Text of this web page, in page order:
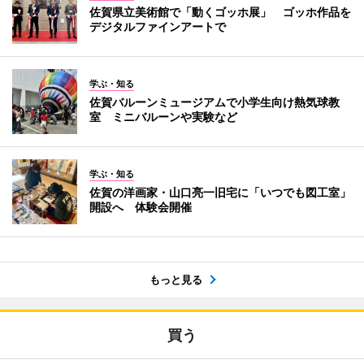
佐賀県立美術館で「動くゴッホ展」 ゴッホ作品を
デジタルファインアートで
学ぶ・知る
佐賀バルーンミュージアムで小学生向け熱気球教
室 ミニバルーンや実験など
学ぶ・知る
佐賀の洋画家・山口亮一旧宅に「いつでも図工室」
開設へ 体験会開催
もっと見る
買う